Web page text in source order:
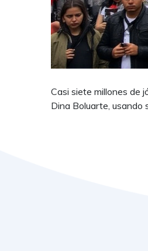
Casi siete millones de
Dina Boluarte, usando